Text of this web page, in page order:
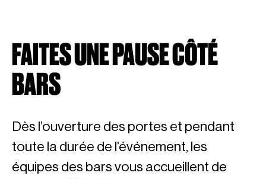
FAITES UNE PAUSE CÔTÉ
BARS
Dès l’ouverture des portes et pendant
toute la durée de l’événement, les
équipes des bars vous accueillent de